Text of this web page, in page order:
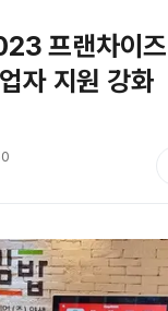
프랜차이
자 지원 강화